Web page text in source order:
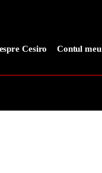
Cesiro Contul meu